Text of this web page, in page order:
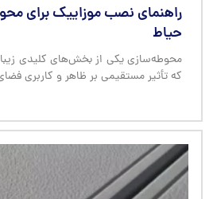
راهنمای نصب موزاییک برای
حیاط
محوطه‌سازی یکی از بخش‌های کلیدی
که تأثیر مستقیمی بر ظاهر و کاربری